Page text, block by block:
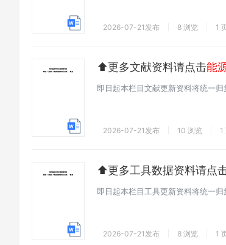
2026-07-21发布 8 浏览 1
⬆️更多文献资料请点击能
即日起本栏目文献更新资料将统一归
2026-07-21发布 10 浏览 1
⬆️更多工具数据资料请点
即日起本栏目工具更新资料将统一归
2026-07-21发布 8 浏览 1